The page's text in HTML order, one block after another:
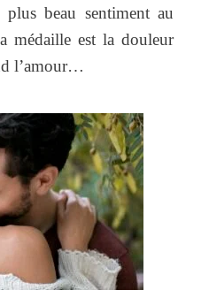
beau sentiment au
médaille est la douleur
l’amour…